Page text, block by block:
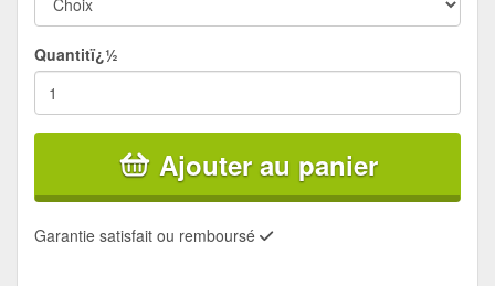
Quantitï¿½
Ajouter au panier
Garantie satisfait ou remboursé